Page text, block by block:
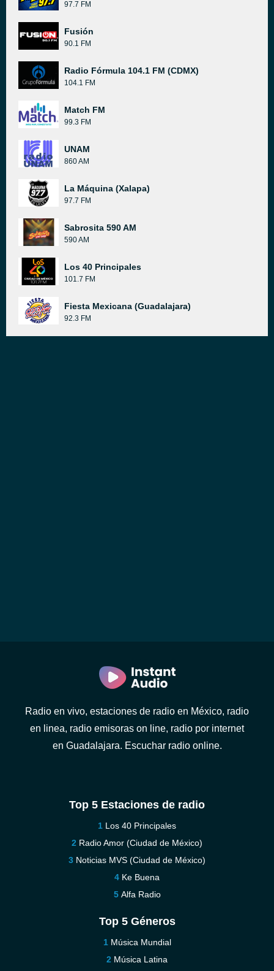
97.7 FM
Fusión
90.1 FM
Radio Fórmula 104.1 FM (CDMX)
104.1 FM
Match FM
99.3 FM
UNAM
860 AM
La Máquina (Xalapa)
97.7 FM
Sabrosita 590 AM
590 AM
Los 40 Principales
101.7 FM
Fiesta Mexicana (Guadalajara)
92.3 FM
Radio en vivo, estaciones de radio en México, radio
en linea, radio emisoras on line, radio por internet
en Guadalajara. Escuchar radio online.
Top 5 Estaciones de radio
Los 40 Principales
Radio Amor (Ciudad de México)
Noticias MVS (Ciudad de México)
Ke Buena
Alfa Radio
Top 5 Géneros
Música Mundial
Música Latina